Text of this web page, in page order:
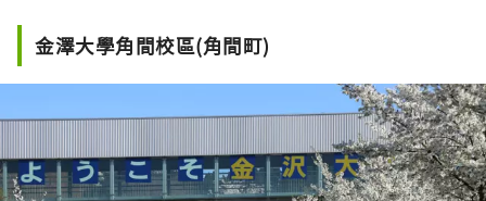
金澤大學角間校區(角間町)